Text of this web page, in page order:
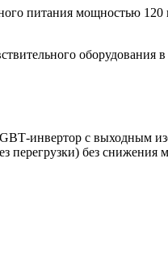
питания мощностью
с выходным
перегрузки) без